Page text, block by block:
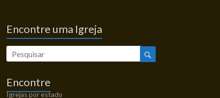
Encontre uma Igreja
Encontre
Igrejas por estado